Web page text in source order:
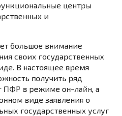
центры
и
большое внимание
своих государственных
В настоящее время
получить ряд
ПФР в режиме он-лайн, а
виде заявления о
государственных услуг